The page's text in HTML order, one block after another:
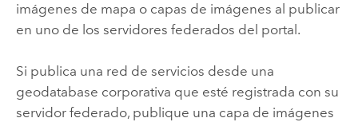
imágenes de mapa o capas de imágenes al publicar
en uno de los servidores federados del portal.
Si publica una red de servicios desde una
geodatabase corporativa que esté registrada con su
servidor federado, publique una capa de imágenes